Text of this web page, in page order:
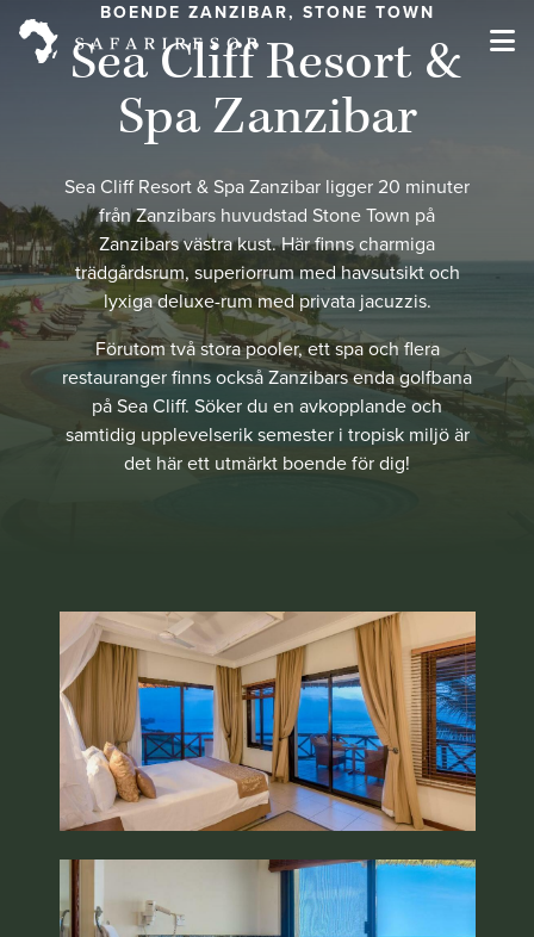
BOENDE ZANZIBAR, STONE TOWN
Sea Cliff Resort &
Spa Zanzibar
Sea Cliff Resort & Spa Zanzibar ligger 20 minuter
från Zanzibars huvudstad Stone Town på
Zanzibars västra kust. Här finns charmiga
trädgårdsrum, superiorrum med havsutsikt och
lyxiga deluxe-rum med privata jacuzzis.
Förutom två stora pooler, ett spa och flera
restauranger finns också Zanzibars enda golfbana
på Sea Cliff. Söker du en avkopplande och
samtidig upplevelserik semester i tropisk miljö är
det här ett utmärkt boende för dig!